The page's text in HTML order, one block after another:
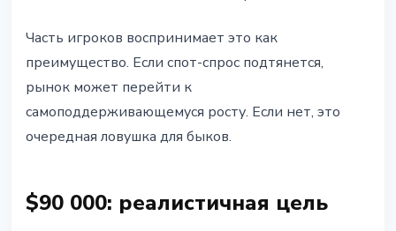
Часть игроков воспринимает это как
преимущество. Если спот-спрос подтянется,
рынок может перейти к
самоподдерживающемуся росту. Если нет, это
очередная ловушка для быков.
$90 000: реалистичная цель